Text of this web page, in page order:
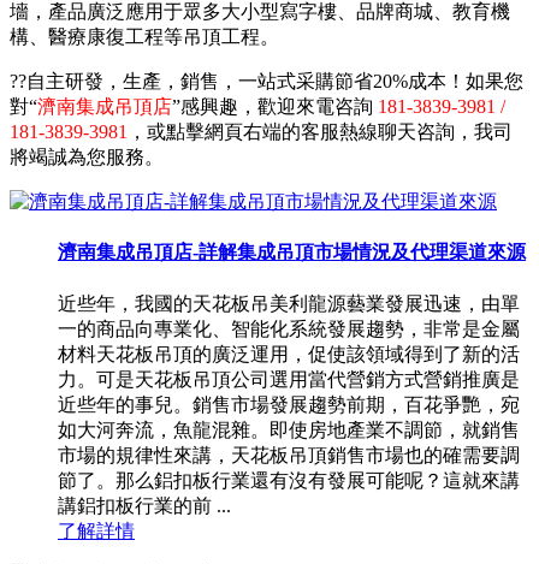
墻，產品廣泛應用于眾多大小型寫字樓、品牌商城、教育機
構、醫療康復工程等吊頂工程。
??自主研發，生產，銷售，一站式采購節省20%成本！如果您
對“濟南集成吊頂店”感興趣，歡迎來電咨詢 181-3839-3981 /
181-3839-3981 ，或點擊網頁右端的客服熱線聊天咨詢，我司
將竭誠為您服務。
濟南集成吊頂店-詳解集成吊頂市場情況及代理渠道來源
近些年，我國的天花板吊美利龍源藝業發展迅速，由單
一的商品向專業化、智能化系統發展趨勢，非常是金屬
材料天花板吊頂的廣泛運用，促使該領域得到了新的活
力。可是天花板吊頂公司選用當代營銷方式營銷推廣是
近些年的事兒。銷售市場發展趨勢前期，百花爭艷，宛
如大河奔流，魚龍混雜。即使房地產業不調節，就銷售
市場的規律性來講，天花板吊頂銷售市場也的確需要調
節了。那么鋁扣板行業還有沒有發展可能呢？這就來講
講鋁扣板行業的前 ...
了解詳情